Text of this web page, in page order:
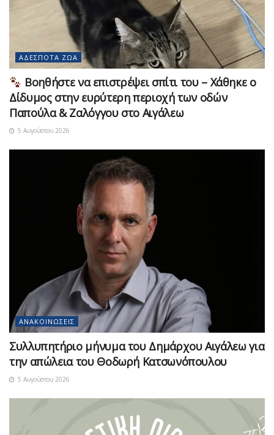
ΑΔΈΣΠΟΤΑ ΖΏΑ
Βοηθήστε να επιστρέψει σπίτι του – Χάθηκε ο
Δίδυμος στην ευρύτερη περιοχή των οδών
Παπούλα & Ζαλόγγου στο Αιγάλεω
5 Αυγούστου 2026
ΑΝΑΚΟΙΝΏΣΕΙΣ
Συλλυπητήριο μήνυμα του Δημάρχου Αιγάλεω για
την απώλεια του Θοδωρή Κατσωνόπουλου
5 Αυγούστου 2026